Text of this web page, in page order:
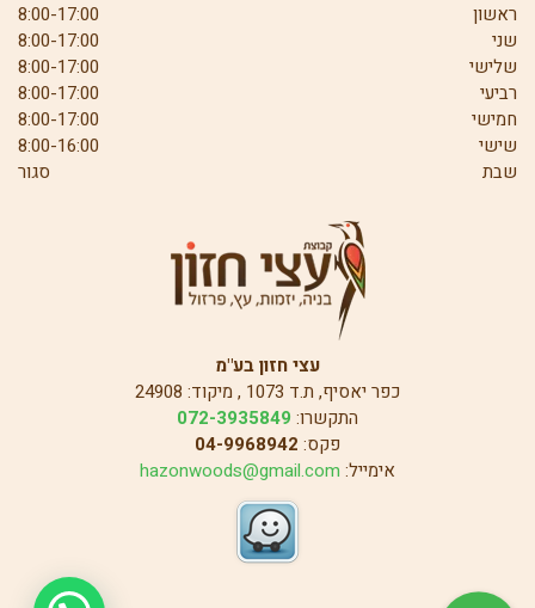
ראשון
8:00-17:00
שני
8:00-17:00
שלישי
8:00-17:00
רביעי
8:00-17:00
חמישי
8:00-17:00
שישי
8:00-16:00
שבת
סגור
עצי חזון בע"מ
כפר יאסיף, ת.ד 1073 , מיקוד: 24908
התקשרו: 072-3935849
פקס: 04-9968942
אימייל: hazonwoods@gmail.com